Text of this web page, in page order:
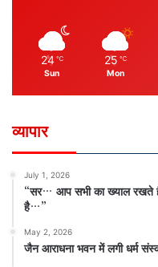
24 ℃
Sun
25 ℃
Mon
व्यापार
July 1, 2026
“सर… आप सभी का ख्याल रखते हैं,
है…”
May 2, 2026
जैन आराधना भवन में लगी धर्म